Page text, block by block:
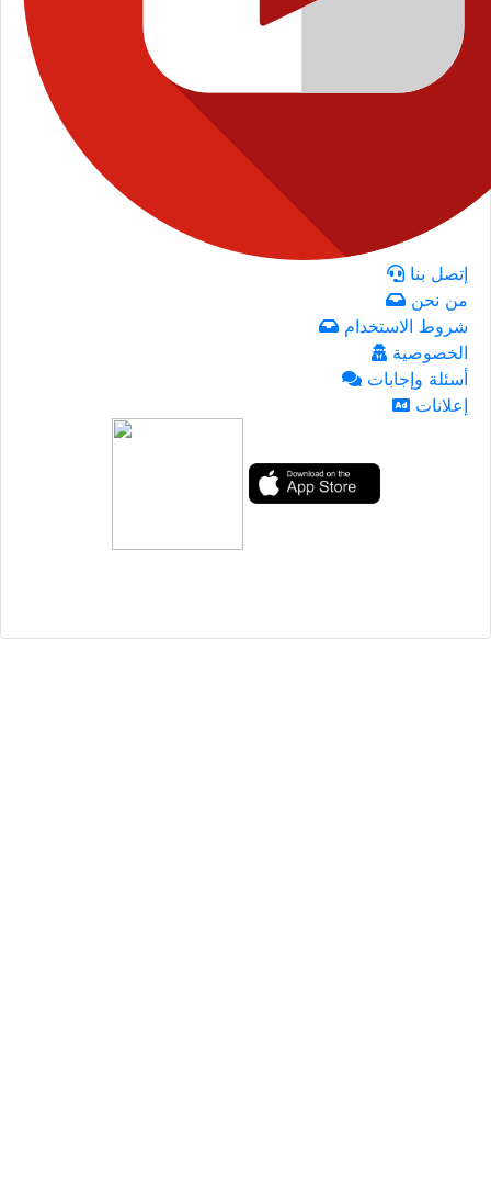
إتصل بنا
من نحن
شروط الاستخدام
الخصوصية
أسئلة وإجابات
إعلانات